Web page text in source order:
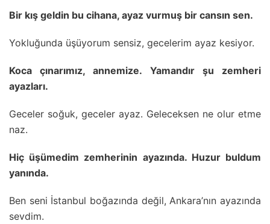
Bir kış geldin bu cihana, ayaz vurmuş bir cansın sen.
Yokluğunda üşüyorum sensiz, gecelerim ayaz kesiyor.
Koca çınarımız, annemize. Yamandır şu zemheri
ayazları.
Geceler soğuk, geceler ayaz. Geleceksen ne olur etme
naz.
Hiç üşümedim zemherinin ayazında. Huzur buldum
yanında.
Ben seni İstanbul boğazında değil, Ankara’nın ayazında
sevdim.